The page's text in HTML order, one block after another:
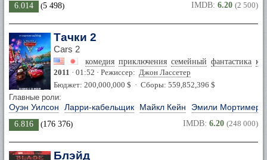
6.014 (5 498) IMDB: 6.20 (2 500)
Тачки 2
Cars 2
комедия приключения семейный фантастика
2011 · 01:52 · Режиссер: Джон Лассетер
Бюджет: 200,000,000 $ · Сборы: 559,852,396 $
Главные роли:
Оуэн Уилсон Ларри-кабельщик Майкл Кейн Эмили Мортимер
6.816 (176 376) IMDB: 6.20 (248 000)
Блэйд